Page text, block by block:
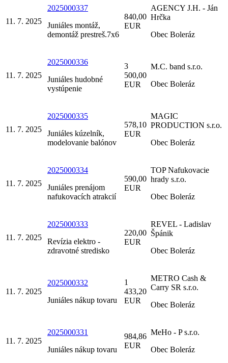
11. 7. 2025
2025000337
Juniáles montáž,
demontáž prestreš.7x6
840,00
EUR
AGENCY J.H. - Ján
Hrčka
Obec Boleráz
11. 7. 2025
2025000336
Juniáles hudobné
vystúpenie
3
500,00
EUR
M.C. band s.r.o.
Obec Boleráz
11. 7. 2025
2025000335
Juniáles kúzelník,
modelovanie balónov
578,10
EUR
MAGIC
PRODUCTION s.r.o.
Obec Boleráz
11. 7. 2025
2025000334
Juniáles prenájom
nafukovacích atrakcií
590,00
EUR
TOP Nafukovacie
hrady s.r.o.
Obec Boleráz
11. 7. 2025
2025000333
Revízia elektro -
zdravotné stredisko
220,00
EUR
REVEL - Ladislav
Špánik
Obec Boleráz
11. 7. 2025
2025000332
Juniáles nákup tovaru
1
433,20
EUR
METRO Cash &
Carry SR s.r.o.
Obec Boleráz
11. 7. 2025
2025000331
Juniáles nákup tovaru
984,86
EUR
MeHo - P s.r.o.
Obec Boleráz